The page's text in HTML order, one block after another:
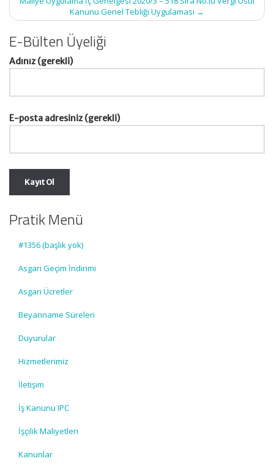
Kanunu Genel Tebliği Uygulaması →
E-Bülten Üyeliği
Adınız (gerekli)
E-posta adresiniz (gerekli)
Pratik Menü
#1356 (başlık yok)
Asgari Geçim İndirimi
Asgari Ücretler
Beyanname Süreleri
Duyurular
Hizmetlerimiz
İletişim
İş Kanunu IPC
İşçilik Maliyetleri
Kanunlar